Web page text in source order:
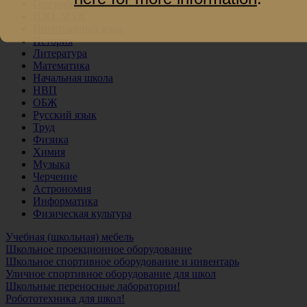
География
История
Литература
Математика
Начальная школа
НВП
ОБЖ
Русский язык
Труд
Физика
Химия
Музыка
Черчение
Астрономия
Информатика
Физическая культура
Учебная (школьная) мебель
Школьное проекционное оборудование
Школьное спортивное оборудование и инвентарь
Уличное спортивное оборудование для школ
Школьные переносные лаборатории!
Робототехника для школ!